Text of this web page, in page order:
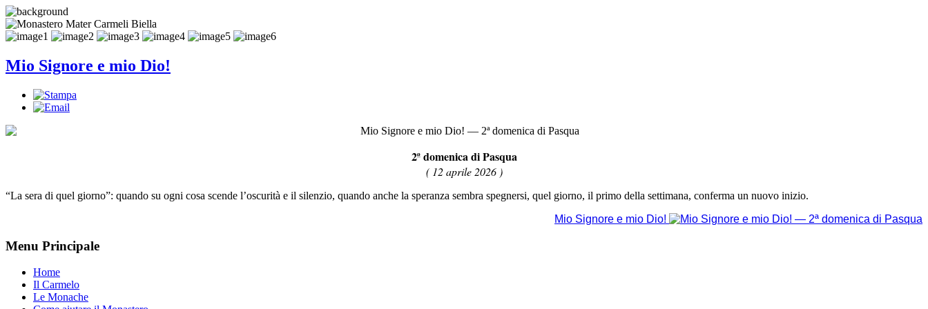
Mio Signore e mio Dio!
2ª domenica di Pasqua
( 12 aprile 2026 )
“La sera di quel giorno”: quando su ogni cosa scende l’oscurità e il silenzio, quando anche la speranza sembra spegnersi, quel giorno, il primo della settimana, conferma un nuovo inizio.
Mio Signore e mio Dio!
Menu Principale
Home
Il Carmelo
Le Monache